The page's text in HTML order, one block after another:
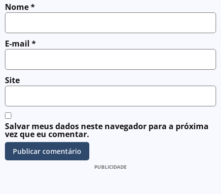
Nome*
E-mail *
Site
Salvar meus dados neste navegador para a próxima
vez que eu comentar.
PUBLICIDADE